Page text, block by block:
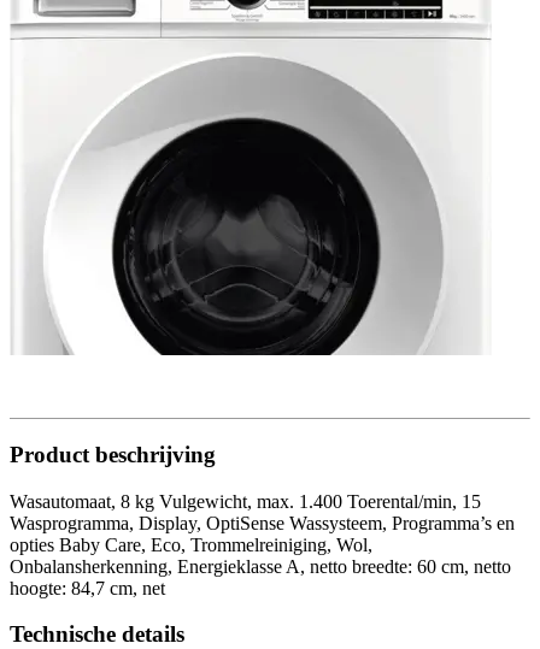
Product beschrijving
Wasautomaat, 8 kg Vulgewicht, max. 1.400 Toerental/min, 15
Wasprogramma, Display, OptiSense Wassysteem, Programma’s en
opties Baby Care, Eco, Trommelreiniging, Wol,
Onbalansherkenning, Energieklasse A, netto breedte: 60 cm, netto
hoogte: 84,7 cm, net
Technische details